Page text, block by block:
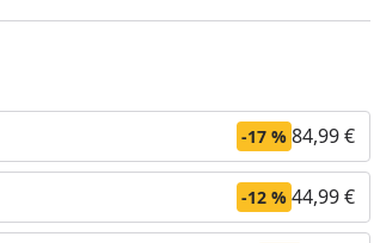
für dieses Produkt nicht gültig.
-17 % 84,99 €
-12 % 44,99 €